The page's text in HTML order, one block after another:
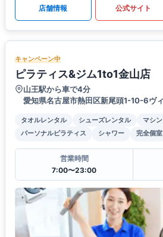
店舗情報 公式サイト
キャンペーン中
ピラティス&ジム1to1金山店
山王駅から車で4分
愛知県名古屋市熱田区新尾頭1-10-6ヴ
タオルレンタル シューズレンタル
マシ
パーソナルピラティス
シャワー 完全個室
営業時間
7:00〜23:00